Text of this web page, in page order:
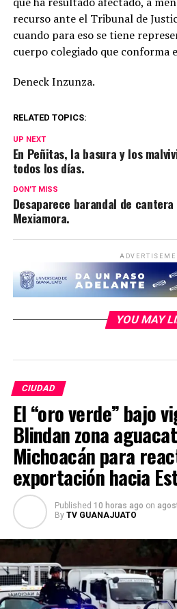
recurso ante el Tribunal de
cuando para eso se tiene
cuerpo colegiado que conforma
Deneck Inzunza.
RELATED TOPICS:
UP NEXT
En Peñitas, la basura y los
todos los días.
DON'T MISS
Desaparece barandal de
Mexiamora.
YOU MAY
CIUDAD
El “oro verde” bajo
Blindan zona
Michoacán para
exportación hacia
Published 10 horas ago on
By TV GUANAJUATO